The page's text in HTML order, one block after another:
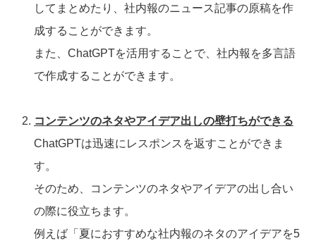
してまとめたり、社内報のニュース記事の原稿を作
成することができます。
また、ChatGPTを活用することで、社内報を多言語
で作成することができます。
コンテンツのネタやアイデア出しの壁打ちができる
ChatGPTは迅速にレスポンスを返すことができま
す。
そのため、コンテンツのネタやアイデアの出し合い
の際に役立ちます。
例えば「夏におすすめな社内報のネタのアイデアを5